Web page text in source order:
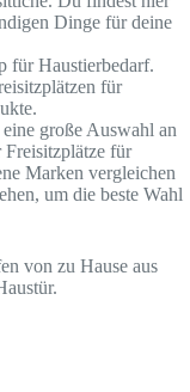
Dinge für deine
für Haustierbedarf.
für
große Auswahl an
Freisitzplätze für
Marken vergleichen
um die beste Wahl
von zu Hause aus